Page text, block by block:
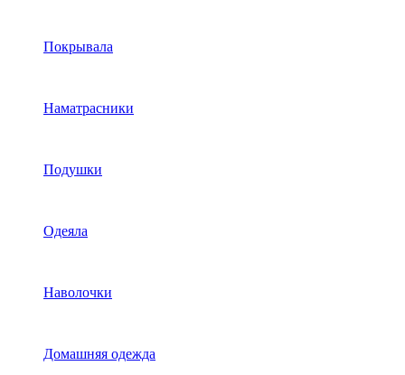
Покрывала
Наматрасники
Подушки
Одеяла
Наволочки
Домашняя одежда